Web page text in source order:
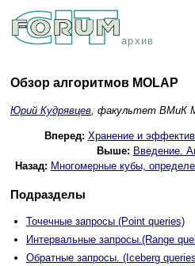
архив
Обзор алгоритмов MOLAP
Юрий Кудрявцев, факультет ВМиК
Вперед: Хранение и
Выше: Введение.
Назад: Многомерные кубы,
Подразделы
Точечные запросы (Point queries)
Интервальные запросы.(Range
Обратные запросы. (Iceberg